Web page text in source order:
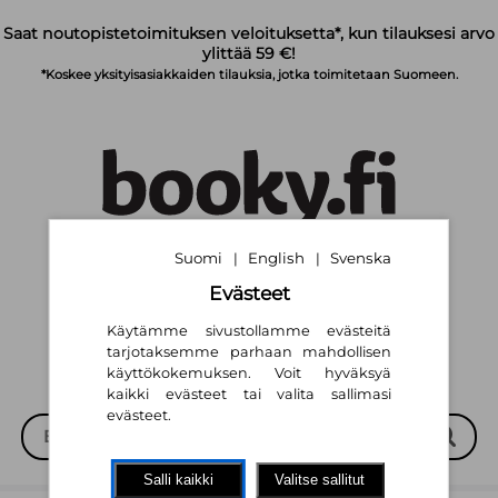
Saat noutopistetoimituksen veloituksetta*, kun tilauksesi arvo
ylittää 59 €!
*Koskee yksityisasiakkaiden tilauksia, jotka toimitetaan Suomeen.
Suomi | English | Svenska
Suomi | English | Svenska
Evästeet
Käytämme sivustollamme evästeitä
tarjotaksemme parhaan mahdollisen
käyttökokemuksen. Voit hyväksyä
kaikki evästeet tai valita sallimasi
evästeet.
Salli kaikki Valitse sallitut